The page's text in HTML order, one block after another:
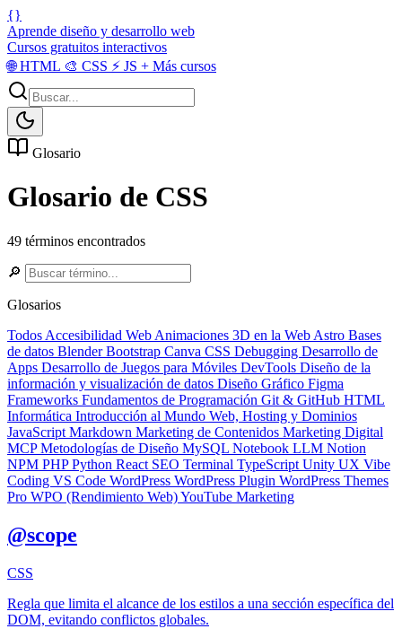
{}
Aprende diseño y desarrollo web
Cursos gratuitos interactivos
🌐HTML 🎨 CSS ⚡ JS + Más cursos
Glosario
Glosario de CSS
49 términos encontrados
🔎
Glosarios
Todos Accesibilidad Web Animaciones 3D en la Web Astro Bases
de datos BlenderBootstrap Canva CSS Debugging Desarrollo de
Apps Desarrollo de Juegos para Móviles DevTools Diseño de la
información y visualización de datos Diseño Gráfico Figma
Frameworks Fundamentos de Programación Git & GitHub HTML
Informática Introducción al Mundo Web, Hosting y Dominios
JavaScript Markdown Marketing de Contenidos Marketing Digital
MCPMetodologías de Diseño MySQL Notebook LLM Notion
NPM PHPPython React SEO Terminal TypeScript Unity UX Vibe
Coding VS Code WordPress WordPress Plugin WordPress Themes
Pro WPO (Rendimiento Web)YouTube Marketing
@scope
CSS
Regla que limita el alcance de los estilos a una sección específica del
DOM, evitando conflictos globales.